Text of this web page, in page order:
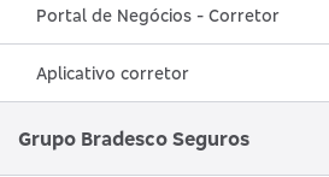
Portal de Negócios - Corretor
Aplicativo corretor
Grupo Bradesco Seguros